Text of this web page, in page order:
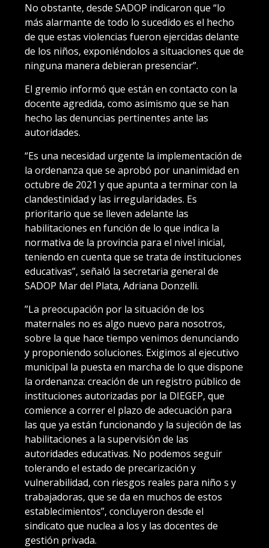
No obstante, desde SADOP indicaron que “lo
más alarmante de todo lo sucedido es el hecho
de que estas violencias fueron ejercidas delante
de los niños, exponiéndolos a situaciones que de
ninguna manera debieran presenciar”.
El gremio informó que están en contacto con la
docente agredida, como asimismo que se han
hecho las denuncias pertinentes ante las
autoridades.
“Es una necesidad urgente la implementación de
la ordenanza que se aprobó por unanimidad en
octubre de 2021 y que apunta a terminar con la
clandestinidad y las irregularidades. Es
prioritario que se lleven adelante las
habilitaciones en función de lo que indica la
normativa de la provincia para el nivel inicial,
teniendo en cuenta que se trata de instituciones
educativas”, señaló la secretaria general de
SADOP Mar del Plata, Adriana Donzelli.
”La preocupación por la situación de los
maternales no es algo nuevo para nosotros,
sobre la que hace tiempo venimos denunciando
y proponiendo soluciones. Exigimos al ejecutivo
municipal la puesta en marcha de lo que dispone
la ordenanza: creación de un registro público de
instituciones autorizadas por la DIEGEP, que
comience a correr el plazo de adecuación para
las que ya están funcionando y la sujeción de las
habilitaciones a la supervisión de las
autoridades educativas. No podemos seguir
tolerando el estado de precarización y
vulnerabilidad, con riesgos reales para niño s y
trabajadoras, que se da en muchos de estos
establecimientos”, concluyeron desde el
sindicato que nuclea a los y las docentes de
gestión privada.